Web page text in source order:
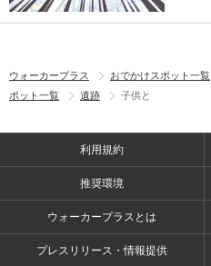
ウォーカープラス おでかけスポット一覧
ポット一覧
遺跡 子供と
利用規約
推奨環境
ウォーカープラスとは
プレスリリース・情報提供